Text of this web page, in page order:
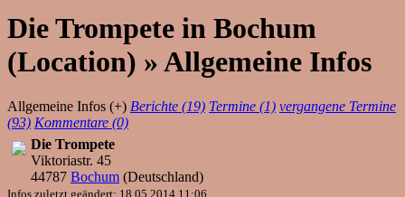
Die Trompete in Bochum
(Location) » Allgemeine Infos
Allgemeine Infos (+) Berichte (19) Termine (1) vergangene Termine
(93) Kommentare (0)
Die Trompete
Viktoriastr. 45
44787 Bochum (Deutschland)
Infos zuletzt geändert: 18.05.2014 11:06